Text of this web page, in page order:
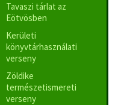
Tavaszi tárlat az
Eötvösben
Kerületi
könyvtárhasználati
verseny
Zöldike
természetismereti
verseny